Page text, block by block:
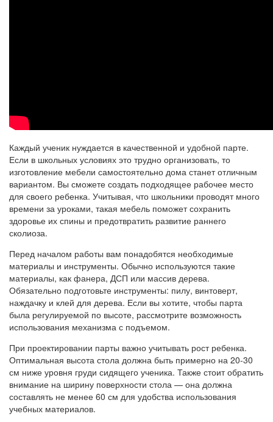
Каждый ученик нуждается в качественной и удобной парте.
Если в школьных условиях это трудно организовать, то
изготовление мебели самостоятельно дома станет отличным
вариантом. Вы сможете создать подходящее рабочее место
для своего ребенка. Учитывая, что школьники проводят много
времени за уроками, такая мебель поможет сохранить
здоровье их спины и предотвратить развитие раннего
сколиоза.
Перед началом работы вам понадобятся необходимые
материалы и инструменты. Обычно используются такие
материалы, как фанера, ДСП или массив дерева.
Обязательно подготовьте инструменты: пилу, винтоверт,
наждачку и клей для дерева. Если вы хотите, чтобы парта
была регулируемой по высоте, рассмотрите возможность
использования механизма с подъемом.
При проектировании парты важно учитывать рост ребенка.
Оптимальная высота стола должна быть примерно на 20-30
см ниже уровня груди сидящего ученика. Также стоит обратить
внимание на ширину поверхности стола — она должна
составлять не менее 60 см для удобства использования
учебных материалов.